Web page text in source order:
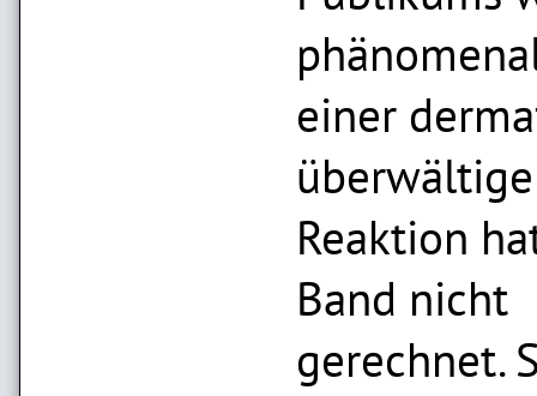
einer
Reaktion
Band nicht
gerechnet.